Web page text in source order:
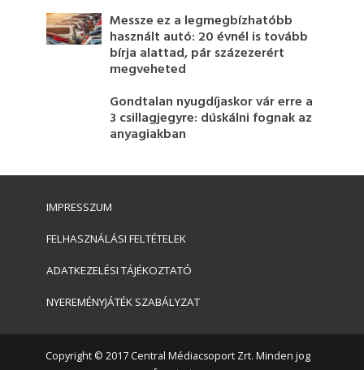
Messze ez a legmegbízhatóbb
használt autó: 20 évnél is tovább
bírja alattad, pár százezerért
megveheted
Gondtalan nyugdíjaskor vár erre a
3 csillagjegyre: dúskálni fognak az
anyagiakban
IMPRESSZUM
FELHASZNÁLÁSI FELTÉTELEK
ADATKEZELÉSI TÁJÉKOZTATÓ
NYEREMÉNYJÁTÉK SZABÁLYZAT
Copyright © 2017 Central Médiacsoport Zrt. Minden jog